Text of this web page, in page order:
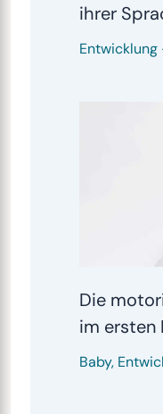
ihrer
Entwicklung
Die
im ersten
Baby,